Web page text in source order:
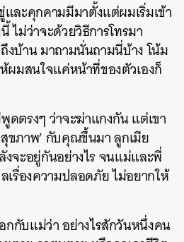
และคุกคามมีมาตั้งแต่ผมเริ่มเข้า
ไม่ว่าจะด้วยวิธีการโทรมา
งบ้าน มาถามนั่นถามนี่บ้าง โน้ม
ผมสนใจแค่หน้าที่ของตัวเองก็
ดตรงๆ ว่าจะฆ่าแกงกัน แต่เขา
ขภาพ’ กับคุณขึ้นมา ลูกเมีย
จะอยู่กันอย่างไร จนแม่และพี่
เรื่องความปลอดภัย ไม่อยากให้
กับแม่ว่า อย่างไรสักวันหนึ่งคน